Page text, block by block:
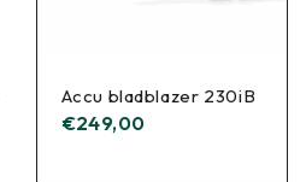
Accu bladblazer 230iB
€249,00